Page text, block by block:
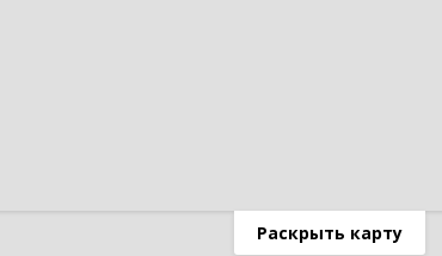
Раскрыть карту